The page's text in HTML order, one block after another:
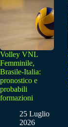
Volley VNL
Femminile,
Brasile-Italia:
pronostico e
probabili
formazioni
25 Luglio
2026